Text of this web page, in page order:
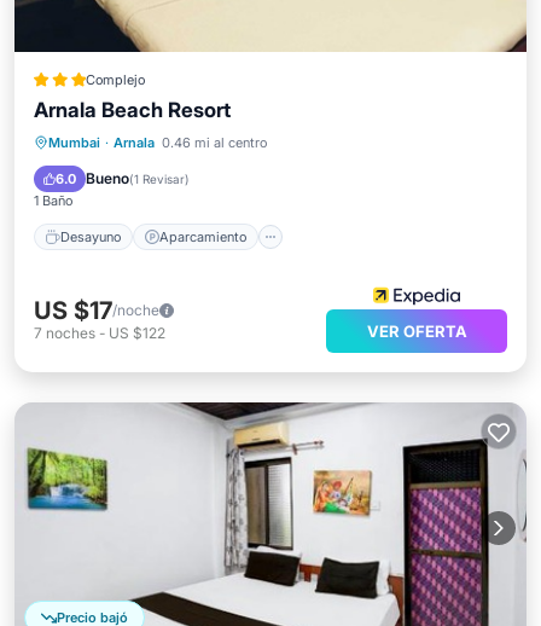
Complejo
Arnala Beach Resort
Mumbai · Arnala 0.46 mi al centro
6.0 Bueno(1 Revisar)
1 Baño
Desayuno Aparcamiento
Desayuno Aparcamiento
Cocina
US $17/noche
7 noches - US $122 VER OFERTA
Precio bajó